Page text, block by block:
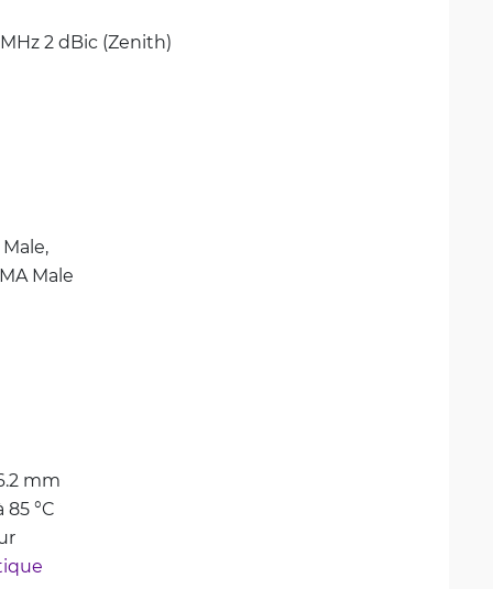
MHz 2 dBic (Zenith)
Male
mm
85 °C